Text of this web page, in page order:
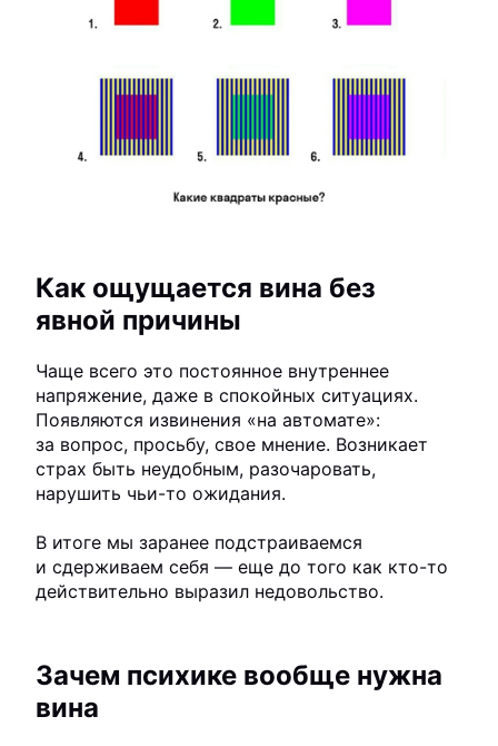
Как ощущается вина без
явной причины
Чаще всего это постоянное внутреннее
напряжение, даже в спокойных ситуациях.
Появляются извинения «на автомате»:
за вопрос, просьбу, свое мнение. Возникает
страх быть неудобным, разочаровать,
нарушить чьи-то ожидания.
В итоге мы заранее подстраиваемся
и сдерживаем себя — еще до того как кто-то
действительно выразил недовольство.
Зачем психике вообще нужна
вина